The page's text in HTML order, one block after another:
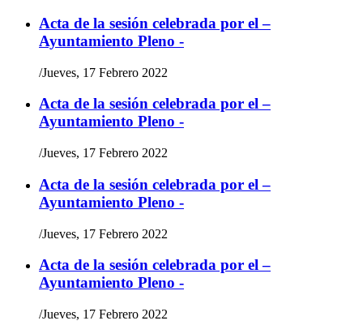
Acta de la sesión celebrada por el –
Ayuntamiento Pleno -
/Jueves, 17 Febrero 2022
Acta de la sesión celebrada por el –
Ayuntamiento Pleno -
/Jueves, 17 Febrero 2022
Acta de la sesión celebrada por el –
Ayuntamiento Pleno -
/Jueves, 17 Febrero 2022
Acta de la sesión celebrada por el –
Ayuntamiento Pleno -
/Jueves, 17 Febrero 2022